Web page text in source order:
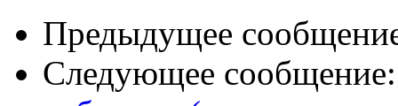
Предыдущее
Следующее